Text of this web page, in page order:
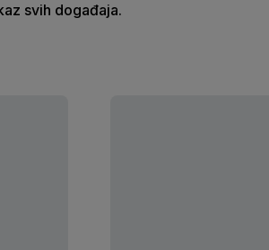
svih događaja.